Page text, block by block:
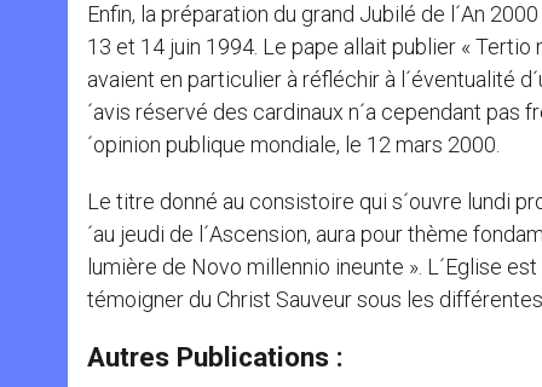
Enfin, la préparation du grand Jubilé de l´An
13 et 14 juin 1994. Le pape allait publier «
avaient en particulier à réfléchir à l´éventualité
´avis réservé des cardinaux n´a cependant pas
´opinion publique mondiale, le 12 mars 2000.
Le titre donné au consistoire qui s´ouvre lundi
´au jeudi de l´Ascension, aura pour thème
lumière de Novo millennio ineunte ». L´Eglise
témoigner du Christ Sauveur sous les
Autres Publications :